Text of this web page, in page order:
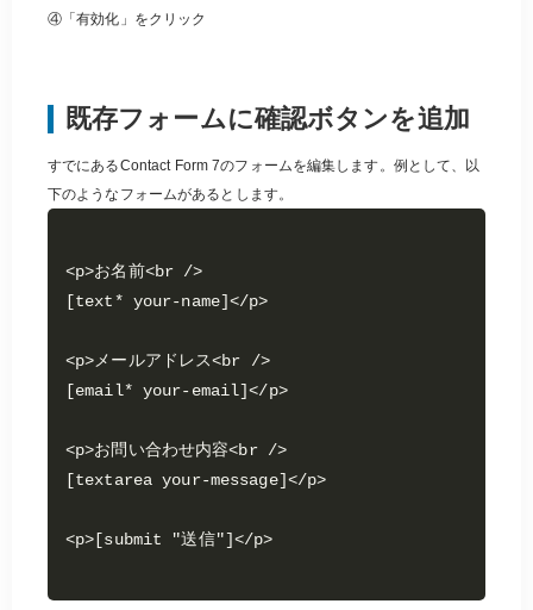
④「有効化」をクリック
既存フォームに確認ボタンを追加
すでにあるContact Form 7のフォームを編集します。例として、以
下のようなフォームがあるとします。
<p>お名前<br />
[text* your-name]</p>
<p>メールアドレス<br />
[email* your-email]</p>
<p>お問い合わせ内容<br />
[textarea your-message]</p>